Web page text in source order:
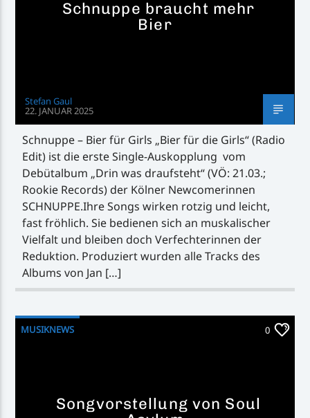
Schnuppe braucht mehr
Bier
Stefan Gaul
22. JANUAR 2025
Schnuppe – Bier für Girls „Bier für die Girls“ (Radio
Edit) ist die erste Single-Auskopplung vom
Debütalbum „Drin was draufsteht“ (VÖ: 21.03.;
Rookie Records) der Kölner Newcomerinnen
SCHNUPPE.Ihre Songs wirken rotzig und leicht,
fast fröhlich. Sie bedienen sich an muskalischer
Vielfalt und bleiben doch Verfechterinnen der
Reduktion. Produziert wurden alle Tracks des
Albums von Jan […]
MUSIKNEWS 0
Songvorstellung von Soul